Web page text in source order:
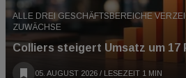
ALLE DREI GESCHÄFTSBEREICHE
ZUWÄCHSE
Colliers steigert Umsatz um 17
05. AUGUST 2026 / LESEZEIT 1 MIN